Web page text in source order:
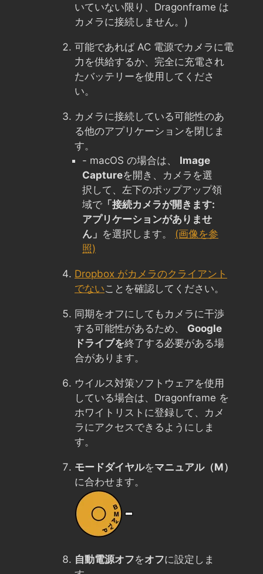
いていない限り、Dragonframe は
カメラに接続しません。)
可能であれば AC 電源でカメラに電
力を供給するか、完全に充電され
たバッテリーを使用してくださ
い。
カメラに接続している可能性のあ
る他のアプリケーションを閉じま
す。
- macOS の場合は、 Image
Captureを開き、カメラを選
択して、左下のポップアップ領
域で 「接続カメラが開きます:
アプリケーションがありませ
ん」 を選択します。 (画像を参
照)
Dropbox がカメラのクライアント
でないことを確認してください。
同期をオフにしてもカメラに干渉
する可能性があるため、 Google
ドライブを終了する必要がある場
合があります。
ウイルス対策ソフトウェアを使用
している場合は、Dragonframe を
ホワイトリストに登録して、カメ
ラにアクセスできるようにしま
す。
モードダイヤルをマニュアル（M）
に合わせます。
自動電源オフをオフに設定しま